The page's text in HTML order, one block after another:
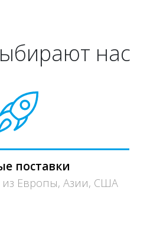
нас
поставки
из Европы, Азии, США